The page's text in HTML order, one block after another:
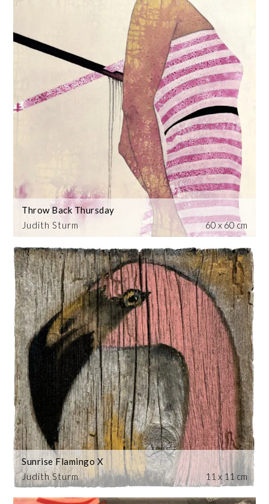
Judith Sturm
Throw Back Thursday
60 x 60 cm
Judith Sturm
Sunrise Flamingo X
11 x 11 cm